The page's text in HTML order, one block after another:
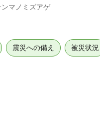
マノミズアゲ
震災への備え 被災状況